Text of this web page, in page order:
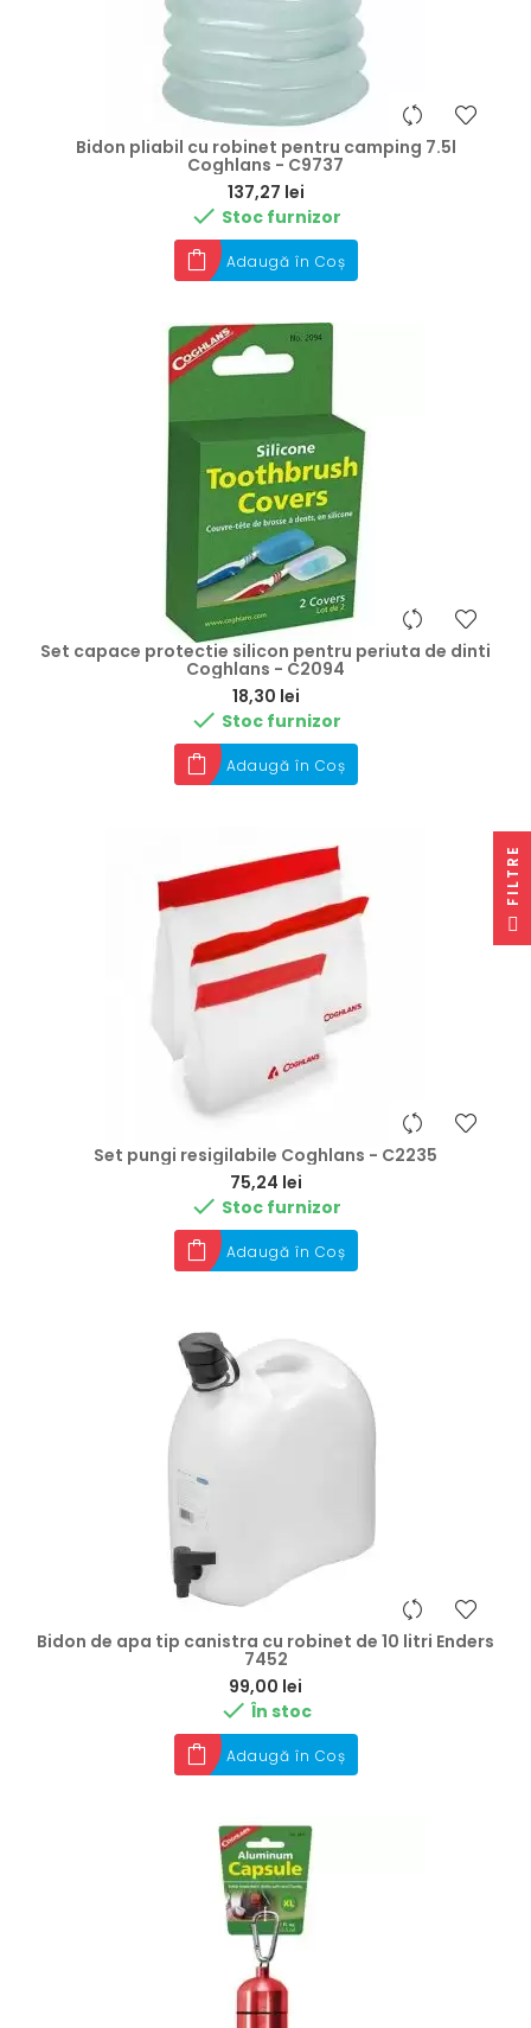
Bidon pliabil cu robinet pentru camping 7.5l
Coghlans - C9737
137,27 lei
 Stoc furnizor
Adaugă în Coș
Set capace protectie silicon pentru periuta de dinti
Coghlans - C2094
18,30 lei
 Stoc furnizor
Adaugă în Coș
Set pungi resigilabile Coghlans - C2235
75,24 lei
 Stoc furnizor
Adaugă în Coș
Bidon de apa tip canistra cu robinet de 10 litri Enders
7452
99,00 lei
 În stoc
Adaugă în Coș
E